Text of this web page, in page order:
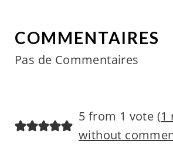
COMMENTAIRES
Pas de Commentaires
5 from 1 vote (1
without